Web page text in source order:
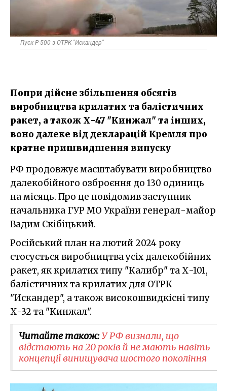
Пуск Р-500 з ОТРК "Искандер"
Попри дійсне збільшення обсягів
виробництва крилатих та балістичних
ракет, а також Х-47 "Кинжал" та інших,
воно далеке від декларацій Кремля про
кратне пришвидшення випуску
РФ продовжує масштабувати виробництво
далекобійного озброєння до 130 одиниць
на місяць. Про це повідомив заступник
начальника ГУР МО України генерал-майор
Вадим Скібіцький.
Російський план на лютий 2024 року
стосується виробництва усіх далекобійних
ракет, як крилатих типу "Калибр" та Х-101,
балістичних та крилатих для ОТРК
"Искандер", а також високошвидкісні типу
Х-32 та "Кинжал".
Читайте також:У РФ визнали, що
відстають на 20 років й не мають навіть
концепції винищувача шостого покоління